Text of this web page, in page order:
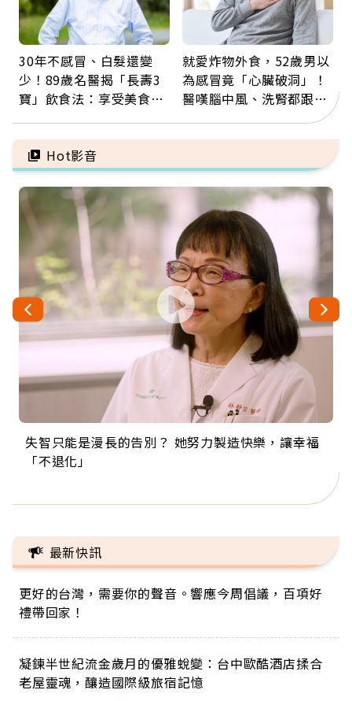
30年不感冒、白髮還變
少！89歲名醫揭「長壽3
寶」飲食法：享受美食不
就愛炸物外食，52歲男以
為感冒竟「心臟破洞」！
醫嘆腦中風、洗腎都跟它
有關：4警訊是心臟在呼
救
Hot影音
失智只能是漫長的告別？ 她努力製造快樂，讓幸福
「不退化」
來自剛果的巧克力神父 為台灣奉獻36年 「台灣是我
的家，我連作夢都講台語！」
63歲卸矽谷副總、搬回台灣找快樂！「蛋黃哥小
丑」走進安養院，逗樂上萬爺奶：退休後才開始真
104歲打破金氏世界紀錄 成為全球最年長羽球選
手，分享長壽的秘密原來是「這個」
事業巔峰他選擇追夢…黑手阿伯拉小提琴還登上小
巨蛋！連CNN都大讚！
最新快訊
更好的台灣，需要你的聲音。響應今周倡議，百項好
禮帶回家！
凝鍊半世紀流金歲月的優雅蛻變：台中歐酷酒店揉合
老屋靈魂，釀造國際級旅宿記憶